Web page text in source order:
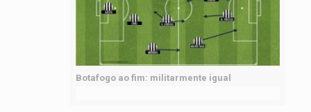
Botafogo ao fim: militarmente igual